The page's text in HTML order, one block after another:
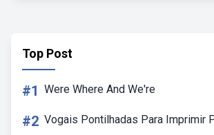
Top Post
#1 Were Where And We're
#2 Vogais Pontilhadas Para Imprimir